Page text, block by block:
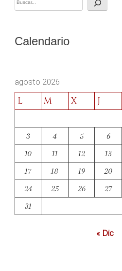
Calendario
agosto 2026
L M X J
3
4 5 6
10
11 12 13
17
18 19 20
24
25 26 27
31
« Dic